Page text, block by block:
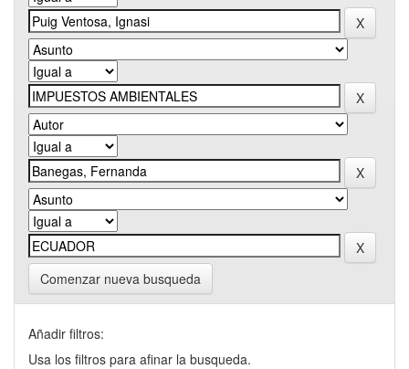
Comenzar nueva busqueda
Añadir filtros:
Usa los filtros para afinar la busqueda.